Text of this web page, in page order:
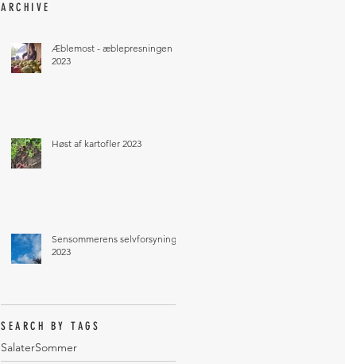
Æblemost - æblepresningen
2023
Høst af kartofler 2023
Sensommerens selvforsyning
2023
ARCHIVE
SEARCH BY TAGS
SalaterSommer